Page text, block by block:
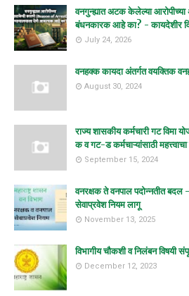
वनगुन्ह्यात अटक केलेल्या
बंधनकारक आहे का? - कायदेशीर
July 24, 2026
वनहक्क कायदा अंतर्गत वयक्तिक
August 30, 2024
राज्य शासकीय कर्मचारी गट विमा
क व गट-ड कर्मचाऱ्यांसाठी महत्त्वाचा
September 15, 2024
वनरक्षक ते वनपाल पदोन्नतीत बदल
सेवाप्रवेश नियम लागू
November 13, 2025
विभागीय चौकशी व निलंबन विषयी
December 12, 2023